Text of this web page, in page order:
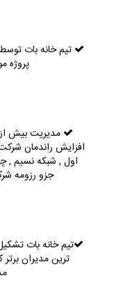
پروژه
افزایش راندمان
اول , شبکه نسیم ,
جزو رزومه
ترین مدیران